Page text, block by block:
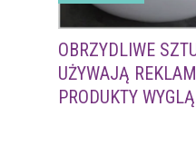
OBRZYDLIWE
UŻYWAJĄ
PRODUKTY